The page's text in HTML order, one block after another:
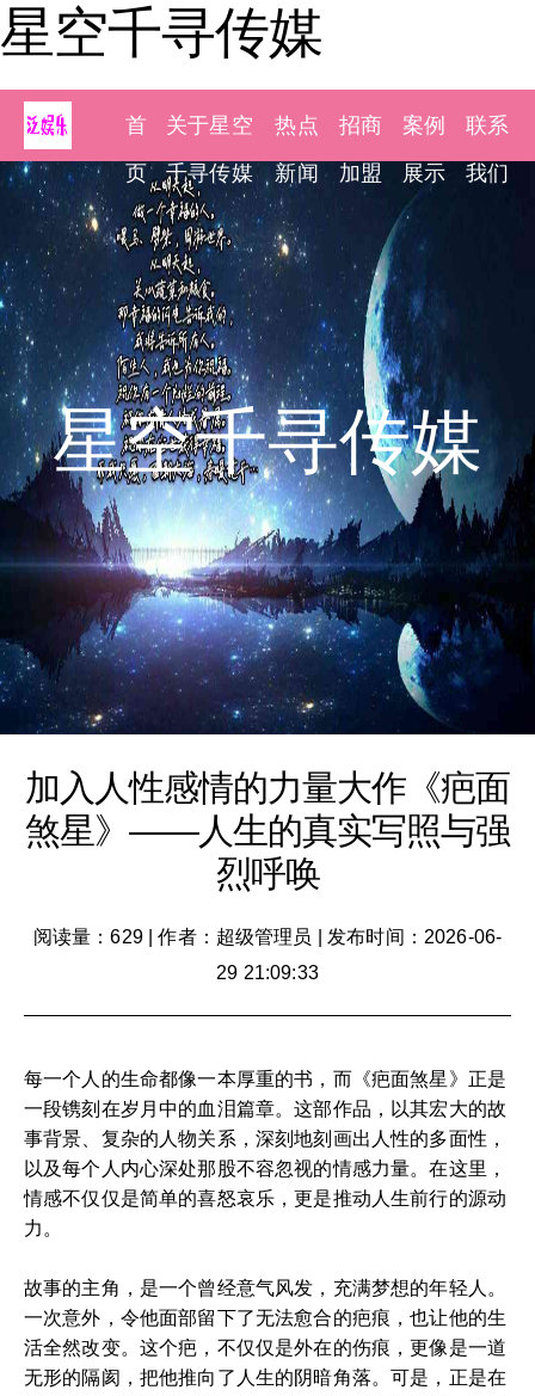
星空千寻传媒
首
页
关于星空
千寻传媒
热点
新闻
招商
加盟
案例
展示
联系
我们
星空千寻传媒
加入人性感情的力量大作《疤面
煞星》——人生的真实写照与强
烈呼唤
阅读量：629|作者：超级管理员
发布时间：2026-06-
29 21:09:33
每一个人的生命都像一本厚重的书，而《疤面煞星》正是
一段镌刻在岁月中的血泪篇章。这部作品，以其宏大的故
事背景、复杂的人物关系，深刻地刻画出人性的多面性，
以及每个人内心深处那股不容忽视的情感力量。在这里，
情感不仅仅是简单的喜怒哀乐，更是推动人生前行的源动
力。
故事的主角，是一个曾经意气风发，充满梦想的年轻人。
一次意外，令他面部留下了无法愈合的疤痕，也让他的生
活全然改变。这个疤，不仅仅是外在的伤痕，更像是一道
无形的隔阂，把他推向了人生的阴暗角落。可是，正是在